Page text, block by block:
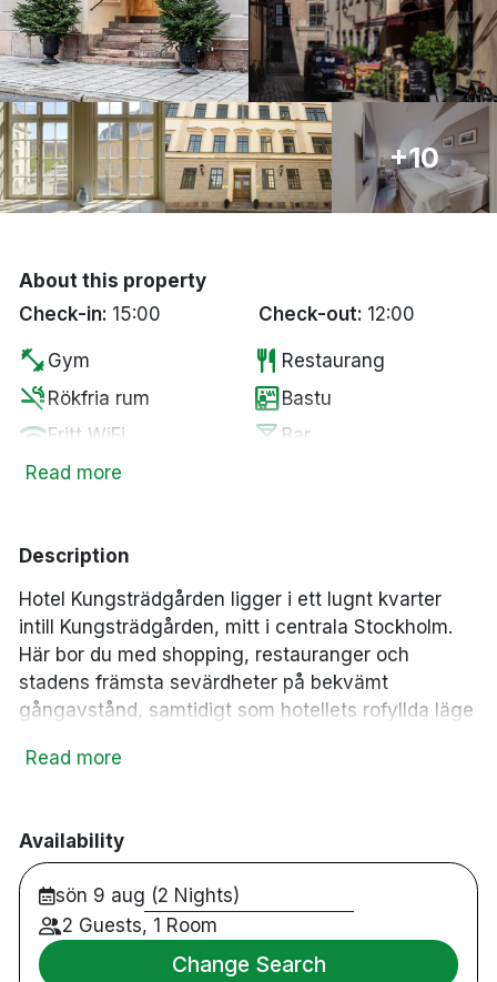
Hela Danmark
Done
+10
About this property
Check-in: 15:00 Check-out: 12:00
fitness_center Gym restaurant Restaurang
smoke_free Rökfria rum saunaBastu
wifiFritt WiFi local_bar Bar
ac_unitAC
Read more
Description
Hotel Kungsträdgården ligger i ett lugnt kvarter
intill Kungsträdgården, mitt i centrala Stockholm.
Här bor du med shopping, restauranger och
stadens främsta sevärdheter på bekvämt
gångavstånd, samtidigt som hotellets rofyllda läge
vackra detaljer från 1700-talet. I Brasserie Makalös
serveras franskinspirerade rätter från frukost till
middag under hotellets imponerande glastak, och
för vinälskare finns både en privat vinkällare och
en elegant champagnebar.
Read more
Availability
sön 9 aug (2 Nights)
2 Guests, 1 Room
Change Search